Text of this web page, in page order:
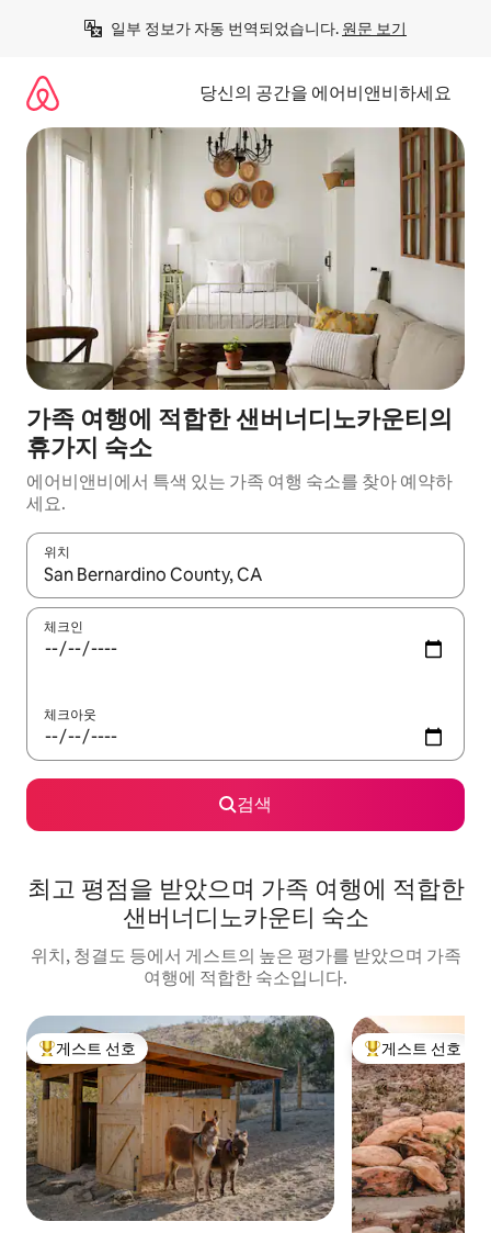
일부 정보가 자동 번역되었습니다. 원문 보기
당신의 공간을 에어비앤비하세요
가족 여행에 적합한 샌버너디노카운티의
휴가지 숙소
에어비앤비에서 특색 있는 가족 여행 숙소를 찾아 예약하
세요.
위치
결과가 나오면 위·아래 화살표 키를 사용하거나 터치 또는 스와이
체크인
체크아웃
검색
최고 평점을 받았으며 가족 여행에 적합한
샌버너디노카운티 숙소
위치, 청결도 등에서 게스트의 높은 평가를 받았으며 가족
여행에 적합한 숙소입니다.
상위 게스트 선호
게스트 선호 상위 게스트 선호
게스트 선호